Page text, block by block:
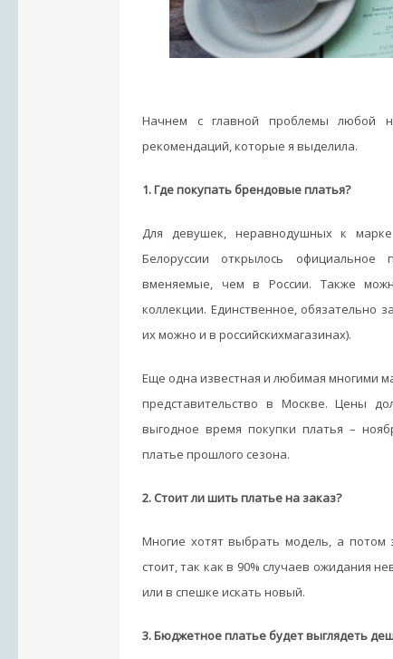
Начнем с главной проблемы любой
рекомендаций, которые я выделила.
1. Где покупать брендовые платья?
Для девушек, неравнодушных к
Белоруссии открылось официальное
вменяемые, чем в России. Также
коллекции. Единственное,
их можно и в российскихмагазинах).
Еще одна известная и любимая многими
представительство в Москве. Цены
выгодное время покупки платья –
платье прошлого сезона.
2. Стоит ли шить платье на заказ?
Многие хотят выбрать модель, а потом
стоит, так как в 90% случаев ожидания
или в спешке искать новый.
3. Бюджетное платье будет выглядеть